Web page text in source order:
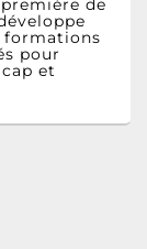
formations
pour
et